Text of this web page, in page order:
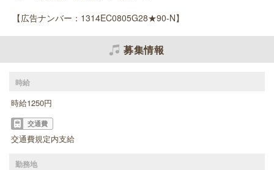
【広告ナンバー：1314EC0805G28★90-N】
募集情報
時給
時給1250円
交通費
交通費規定内支給
勤務地